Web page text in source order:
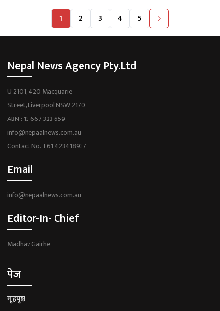
1 2 3 4 5
Nepal News Agency Pty.Ltd
U 2101, 420 Macquarie
Street, Liverpool NSW 2170
ABN : 13 667 323 659
info@nepaalnews.com.au
Contact No. +61 423418937
Email
info@nepaalnews.com.au
Editor-In- Chief
Madhav Gairhe
पेज
गृहपृष्ठ